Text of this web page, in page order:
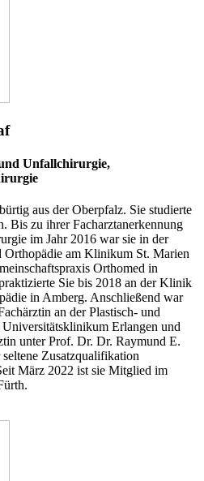
Unfallchirurgie,
aus der Oberpfalz. Sie studierte
Bis zu ihrer Facharztanerkennung
im Jahr 2016 war sie in der
am Klinikum St. Marien
Orthomed in
Sie bis 2018 an der Klinik
in Amberg. Anschließend war
an der Plastisch- und
Erlangen und
unter Prof. Dr. Dr. Raymund E.
Zusatzqualifikation
März 2022 ist sie Mitglied im